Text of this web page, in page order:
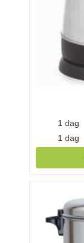
1 dag
1 dag